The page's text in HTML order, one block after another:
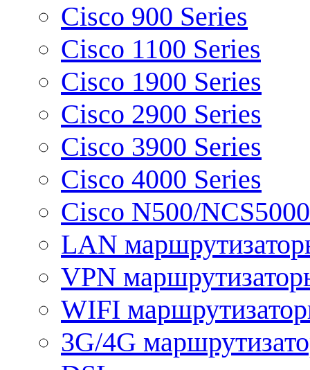
Cisco 900 Series
Cisco 1100 Series
Cisco 1900 Series
Cisco 2900 Series
Cisco 3900 Series
Cisco 4000 Series
Cisco N500/
LAN
VPN
WIFI
3G/4G